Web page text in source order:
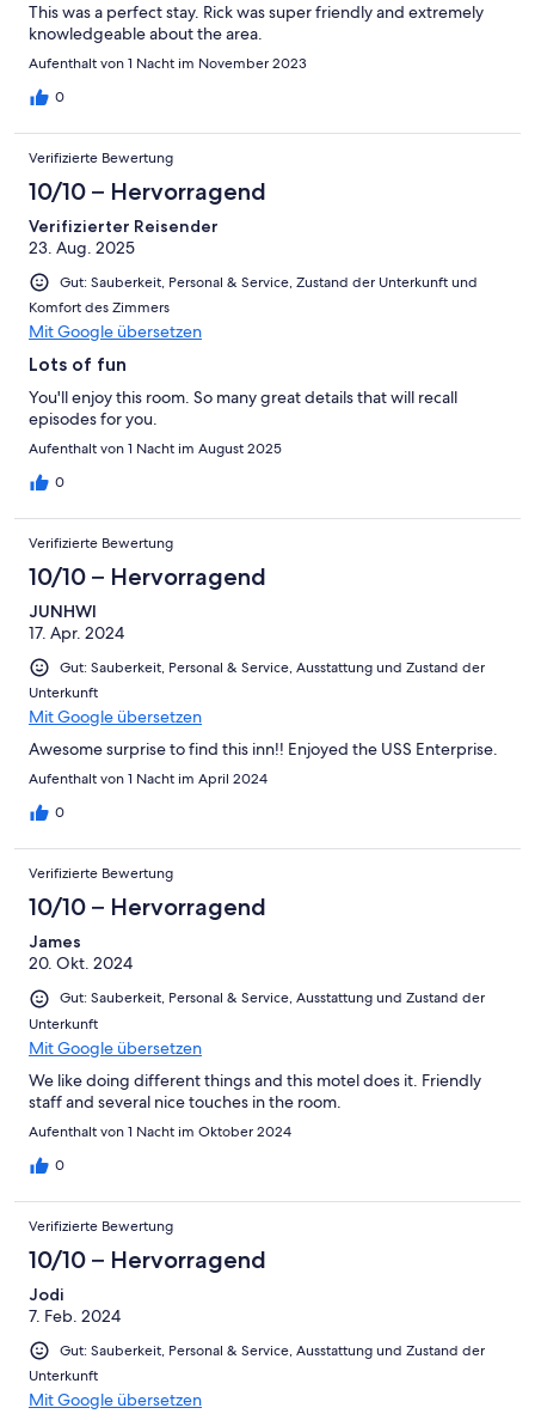
This was a perfect stay. Rick was super friendly and extremely
knowledgeable about the area.
Aufenthalt von 1 Nacht im November 2023
0
Verifizierte Bewertung
10/10 – Hervorragend
Verifizierter Reisender
23. Aug. 2025
Gut: Sauberkeit, Personal & Service, Zustand der Unterkunft und
Komfort des Zimmers
Mit Google übersetzen
Lots of fun
You'll enjoy this room. So many great details that will recall
episodes for you.
Aufenthalt von 1 Nacht im August 2025
0
Verifizierte Bewertung
10/10 – Hervorragend
JUNHWI
17. Apr. 2024
Gut: Sauberkeit, Personal & Service, Ausstattung und Zustand der
Unterkunft
Mit Google übersetzen
Awesome surprise to find this inn!! Enjoyed the USS Enterprise.
Aufenthalt von 1 Nacht im April 2024
0
Verifizierte Bewertung
10/10 – Hervorragend
James
20. Okt. 2024
Gut: Sauberkeit, Personal & Service, Ausstattung und Zustand der
Unterkunft
Mit Google übersetzen
We like doing different things and this motel does it. Friendly
staff and several nice touches in the room.
Aufenthalt von 1 Nacht im Oktober 2024
0
Verifizierte Bewertung
10/10 – Hervorragend
Jodi
7. Feb. 2024
Gut: Sauberkeit, Personal & Service, Ausstattung und Zustand der
Unterkunft
Mit Google übersetzen